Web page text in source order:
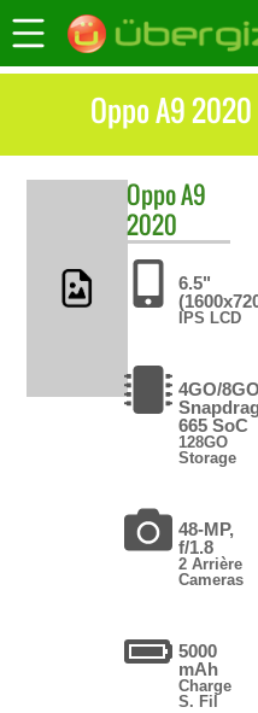
Oppo A9
OppoA9
2020
6.5"
IPS LCD
4GO/8GO
665 SoC
128GO
Storage
48-MP,
f/1.8
2 Arrière
Cameras
5000
mAh
Charge
S. Fil